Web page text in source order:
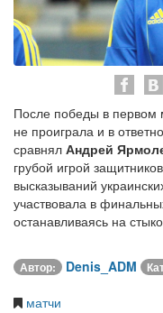
После победы в первом
не проиграла и в
сравнял Андрей
грубой игрой
высказываний
участвовала в
останавливаясь на
Автор: Denis_ADM
матчи